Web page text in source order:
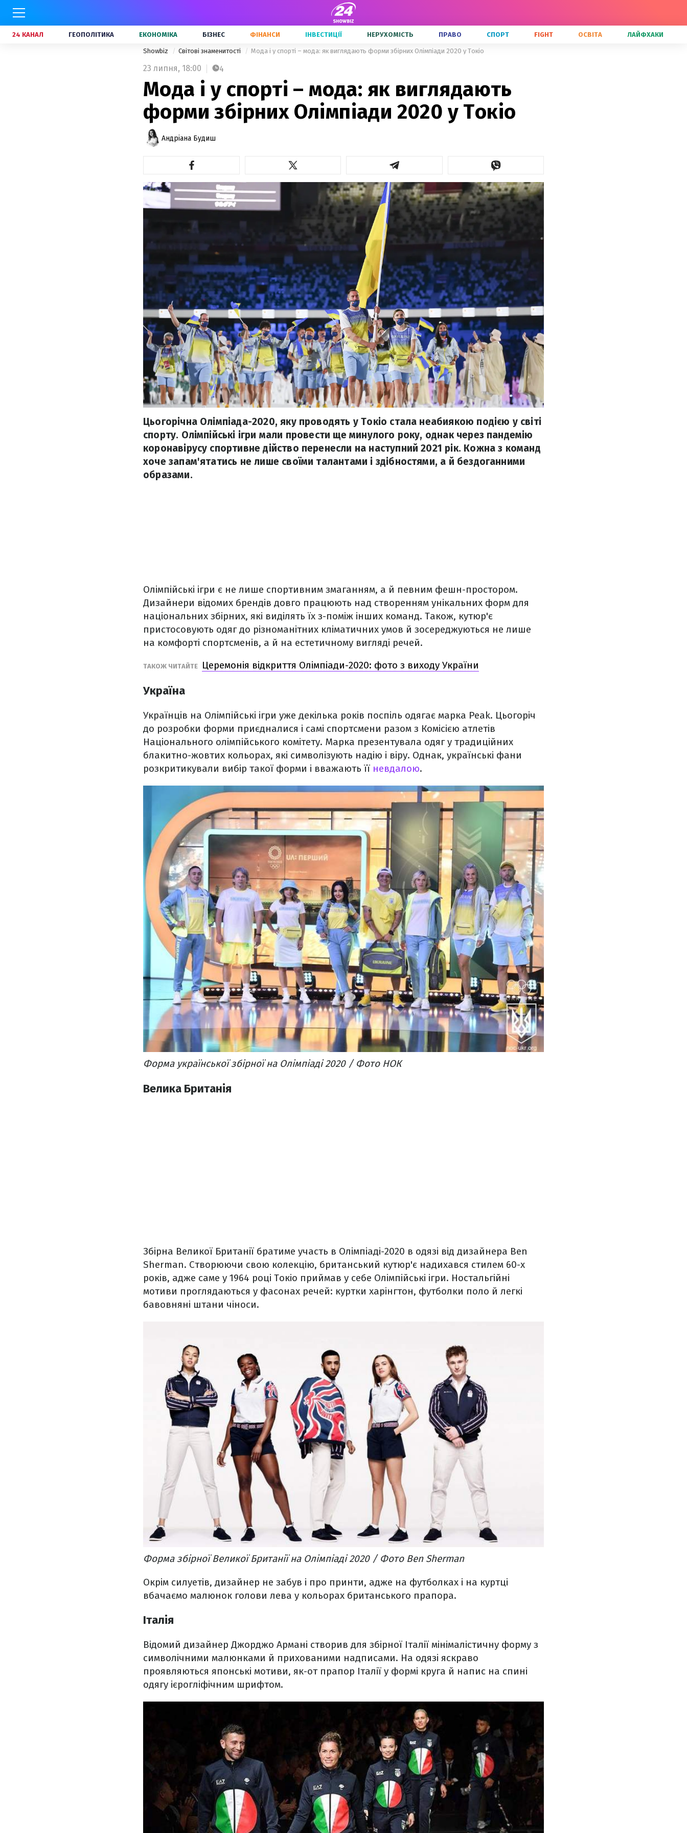
24 КАНАЛ ГЕОПОЛІТИКА ЕКОНОМІКА БІЗНЕС ФІНАНСИ ІНВЕСТИЦІЇ НЕРУХОМІСТЬ ПРАВО СПОРТ FIGHT ОСВІТА ЛАЙФХАКИ
Showbiz Світові знаменитості Мода і у спорті – мода: як виглядають форми збірних Олімпіади 2020 у Токіо
23 липня, 18:00 4
Мода і у спорті – мода: як виглядають
форми збірних Олімпіади 2020 у Токіо
Андріана Будиш
Цьогорічна Олімпіада-2020, яку проводять у Токіо стала неабиякою подією у світі
спорту. Олімпійські ігри мали провести ще минулого року, однак через пандемію
коронавірусу спортивне дійство перенесли на наступний 2021 рік. Кожна з команд
хоче запам'ятатись не лише своїми талантами і здібностями, а й бездоганними
образами.
Олімпійські ігри є не лише спортивним змаганням, а й певним фешн-простором.
Дизайнери відомих брендів довго працюють над створенням унікальних форм для
національних збірних, які виділять їх з-поміж інших команд. Також, кутюр'є
пристосовують одяг до різноманітних кліматичних умов й зосереджуються не лише
на комфорті спортсменів, а й на естетичному вигляді речей.
ТАКОЖ ЧИТАЙТЕ Церемонія відкриття Олімпіади-2020: фото з виходу України
Україна
Українців на Олімпійські ігри уже декілька років поспіль одягає марка Peak. Цьогоріч
до розробки форми приєдналися і самі спортсмени разом з Комісією атлетів
Національного олімпійського комітету. Марка презентувала одяг у традиційних
блакитно-жовтих кольорах, які символізують надію і віру. Однак, українські фани
розкритикували вибір такої форми і вважають її невдалою.
Форма української збірної на Олімпіаді 2020 / Фото НОК
Велика Британія
Збірна Великої Британії братиме участь в Олімпіаді-2020 в одязі від дизайнера Ben
Sherman. Створюючи свою колекцію, британський кутюр'є надихався стилем 60-х
років, адже саме у 1964 році Токіо приймав у себе Олімпійські ігри. Ностальгійні
мотиви проглядаються у фасонах речей: куртки харінгтон, футболки поло й легкі
бавовняні штани чіноси.
Форма збірної Великої Британії на Олімпіаді 2020 / Фото Ben Sherman
Окрім силуетів, дизайнер не забув і про принти, адже на футболках і на куртці
вбачаємо малюнок голови лева у кольорах британського прапора.
Італія
Відомий дизайнер Джорджо Армані створив для збірної Італії мінімалістичну форму з
символічними малюнками й прихованими надписами. На одязі яскраво
проявляються японські мотиви, як-от прапор Італії у формі круга й напис на спині
одягу ієрогліфічним шрифтом.